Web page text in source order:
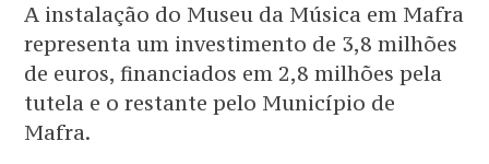
A instalação do Museu da Música em Mafra
representa um investimento de 3,8 milhões
de euros, financiados em 2,8 milhões pela
tutela e o restante pelo Município de
Mafra.